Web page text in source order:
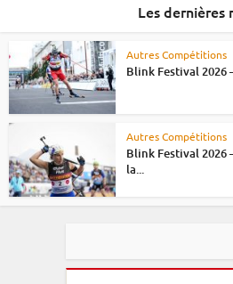
Les dernières
Autres Compétitions
Blink Festival 2026
Autres Compétitions
Blink Festival 2026
la...